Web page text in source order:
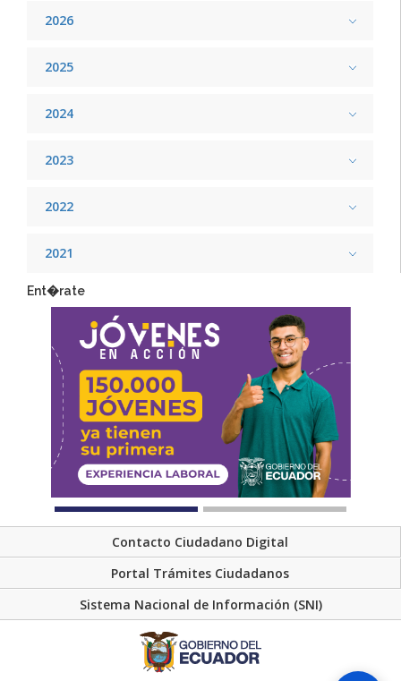
2026
2025
2024
2023
2022
2021
Ent�rate
Contacto Ciudadano Digital
Portal Trámites Ciudadanos
Sistema Nacional de Información (SNI)